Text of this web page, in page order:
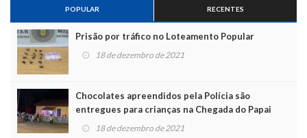
POPULAR RECENTES
Prisão por tráfico no Loteamento Popular
18 de dezembro de 2021
Chocolates apreendidos pela Polícia são
entregues para crianças na Chegada do Papai
Noel
18 de dezembro de 2021